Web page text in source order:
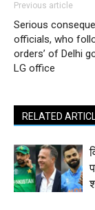
Previous article
Serious
officials, who
orders’ of Delhi
LG office
RELATED